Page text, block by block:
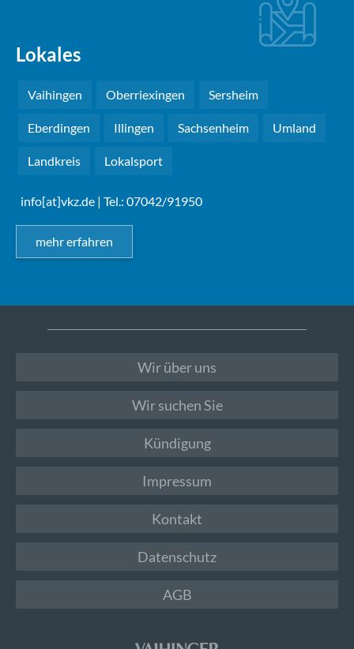
Lokales
Vaihingen Oberriexingen Sersheim
Eberdingen Illingen Sachsenheim Umland
Landkreis Lokalsport
info[at]vkz.de | Tel.: 07042/91950
mehr erfahren
Wir über uns
Wir suchen Sie
Kündigung
Impressum
Kontakt
Datenschutz
AGB